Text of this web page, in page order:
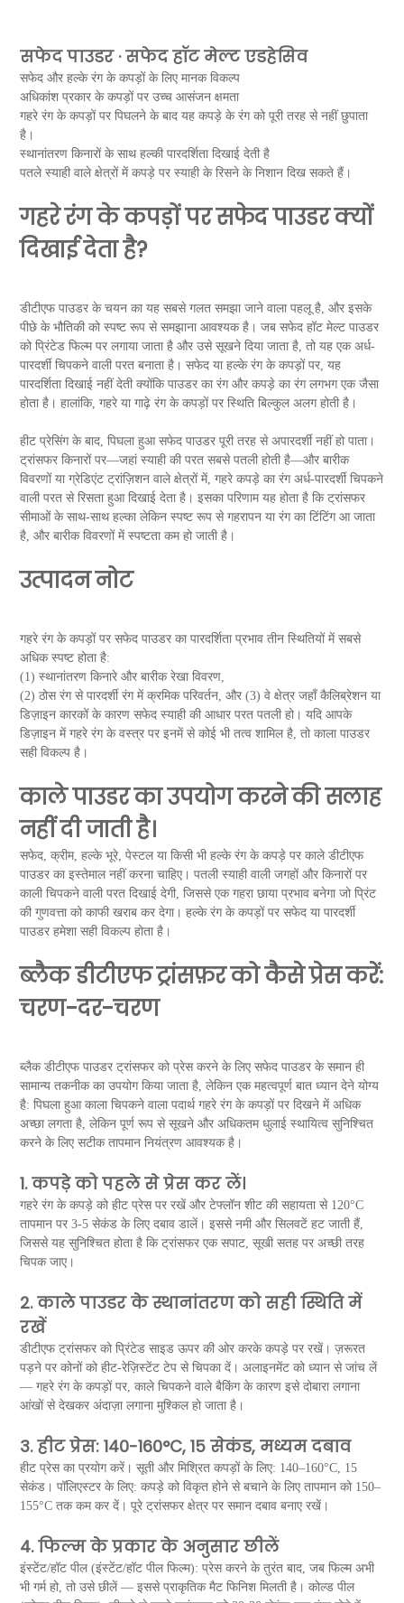
सफेद पाउडर · सफेद हॉट मेल्ट एडहेसिव
सफेद और हल्के रंग के कपड़ों के लिए मानक विकल्प
अधिकांश प्रकार के कपड़ों पर उच्च आसंजन क्षमता
गहरे रंग के कपड़ों पर पिघलने के बाद यह कपड़े के रंग को पूरी तरह से नहीं छुपाता
है।
स्थानांतरण किनारों के साथ हल्की पारदर्शिता दिखाई देती है
पतले स्याही वाले क्षेत्रों में कपड़े पर स्याही के रिसने के निशान दिख सकते हैं।
गहरे रंग के कपड़ों पर सफेद पाउडर क्यों
दिखाई देता है?
डीटीएफ पाउडर के चयन का यह सबसे गलत समझा जाने वाला पहलू है, और इसके
पीछे के भौतिकी को स्पष्ट रूप से समझाना आवश्यक है। जब सफेद हॉट मेल्ट पाउडर
को प्रिंटेड फिल्म पर लगाया जाता है और उसे सूखने दिया जाता है, तो यह एक अर्ध-
पारदर्शी चिपकने वाली परत बनाता है। सफेद या हल्के रंग के कपड़ों पर, यह
पारदर्शिता दिखाई नहीं देती क्योंकि पाउडर का रंग और कपड़े का रंग लगभग एक जैसा
होता है। हालांकि, गहरे या गाढ़े रंग के कपड़ों पर स्थिति बिल्कुल अलग होती है।
हीट प्रेसिंग के बाद, पिघला हुआ सफेद पाउडर पूरी तरह से अपारदर्शी नहीं हो पाता।
ट्रांसफर किनारों पर—जहां स्याही की परत सबसे पतली होती है—और बारीक
विवरणों या ग्रेडिएंट ट्रांज़िशन वाले क्षेत्रों में, गहरे कपड़े का रंग अर्ध-पारदर्शी चिपकने
वाली परत से रिसता हुआ दिखाई देता है। इसका परिणाम यह होता है कि ट्रांसफर
सीमाओं के साथ-साथ हल्का लेकिन स्पष्ट रूप से गहरापन या रंग का टिंटिंग आ जाता
है, और बारीक विवरणों में स्पष्टता कम हो जाती है।
उत्पादन नोट
गहरे रंग के कपड़ों पर सफेद पाउडर का पारदर्शिता प्रभाव तीन स्थितियों में सबसे
अधिक स्पष्ट होता है:
(1) स्थानांतरण किनारे और बारीक रेखा विवरण,
(2) ठोस रंग से पारदर्शी रंग में क्रमिक परिवर्तन, और (3) वे क्षेत्र जहाँ कैलिब्रेशन या
डिज़ाइन कारकों के कारण सफेद स्याही की आधार परत पतली हो। यदि आपके
डिज़ाइन में गहरे रंग के वस्त्र पर इनमें से कोई भी तत्व शामिल है, तो काला पाउडर
सही विकल्प है।
काले पाउडर का उपयोग करने की सलाह
नहीं दी जाती है।
सफेद, क्रीम, हल्के भूरे, पेस्टल या किसी भी हल्के रंग के कपड़े पर काले डीटीएफ
पाउडर का इस्तेमाल नहीं करना चाहिए। पतली स्याही वाली जगहों और किनारों पर
काली चिपकने वाली परत दिखाई देगी, जिससे एक गहरा छाया प्रभाव बनेगा जो प्रिंट
की गुणवत्ता को काफी खराब कर देगा। हल्के रंग के कपड़ों पर सफेद या पारदर्शी
पाउडर हमेशा सही विकल्प होता है।
ब्लैक डीटीएफ ट्रांसफ़र को कैसे प्रेस करें:
चरण-दर-चरण
ब्लैक डीटीएफ पाउडर ट्रांसफर को प्रेस करने के लिए सफेद पाउडर के समान ही
सामान्य तकनीक का उपयोग किया जाता है, लेकिन एक महत्वपूर्ण बात ध्यान देने योग्य
है: पिघला हुआ काला चिपकने वाला पदार्थ गहरे रंग के कपड़ों पर दिखने में अधिक
अच्छा लगता है, लेकिन पूर्ण रूप से सूखने और अधिकतम धुलाई स्थायित्व सुनिश्चित
करने के लिए सटीक तापमान नियंत्रण आवश्यक है।
1. कपड़े को पहले से प्रेस कर लें।
गहरे रंग के कपड़े को हीट प्रेस पर रखें और टेफ्लॉन शीट की सहायता से 120°C
तापमान पर 3-5 सेकंड के लिए दबाव डालें। इससे नमी और सिलवटें हट जाती हैं,
जिससे यह सुनिश्चित होता है कि ट्रांसफर एक सपाट, सूखी सतह पर अच्छी तरह
चिपक जाए।
2. काले पाउडर के स्थानांतरण को सही स्थिति में
रखें
डीटीएफ ट्रांसफर को प्रिंटेड साइड ऊपर की ओर करके कपड़े पर रखें। ज़रूरत
पड़ने पर कोनों को हीट-रेज़िस्टेंट टेप से चिपका दें। अलाइनमेंट को ध्यान से जांच लें
— गहरे रंग के कपड़ों पर, काले चिपकने वाले बैकिंग के कारण इसे दोबारा लगाना
आंखों से देखकर अंदाज़ा लगाना मुश्किल हो जाता है।
3. हीट प्रेस: ​​140-160°C, 15 सेकंड, मध्यम दबाव
हीट प्रेस का प्रयोग करें। सूती और मिश्रित कपड़ों के लिए: 140–160°C, 15
सेकंड। पॉलिएस्टर के लिए: कपड़े को विकृत होने से बचाने के लिए तापमान को 150–
155°C तक कम कर दें। पूरे ट्रांसफर क्षेत्र पर समान दबाव बनाए रखें।
4. फिल्म के प्रकार के अनुसार छीलें
इंस्टेंट/हॉट पील (इंस्टेंट/हॉट पील फिल्म): प्रेस करने के तुरंत बाद, जब फिल्म अभी
भी गर्म हो, तो उसे छीलें — इससे प्राकृतिक मैट फिनिश मिलती है। कोल्ड पील